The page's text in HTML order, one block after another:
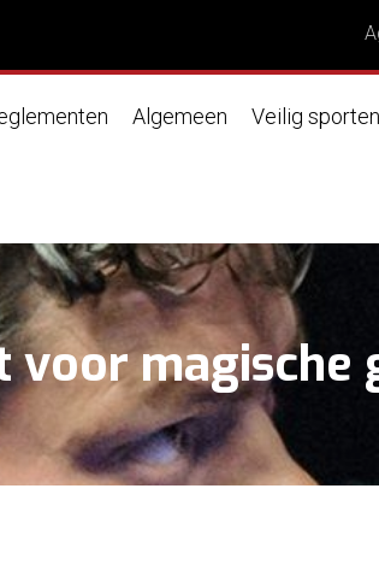
Algemeen Veilig sporten
magische